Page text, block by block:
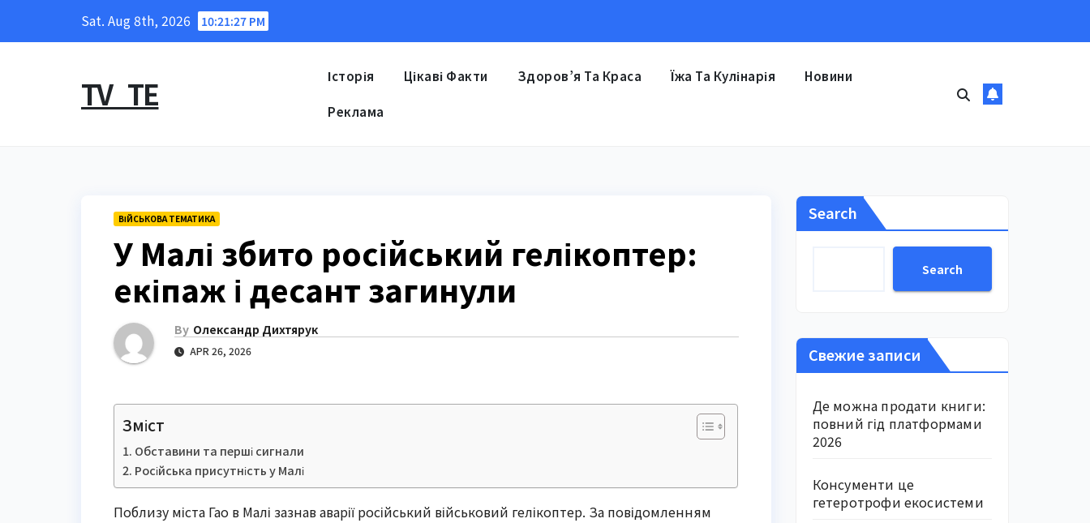
Sat. Aug 8th, 2026 10:21:28 PM
TV_TE Історія Цікаві Факти Здоров’я Та Краса Їжа Та Кулінарія Новини
Реклама
ВІЙСЬКОВА ТЕМАТИКА
У Малі збито російський гелікоптер:
екіпаж і десант загинули
By Олександр Дихтярук
APR 26, 2026
Зміст
Обставини та перші сигнали
Російська присутність у Малі
Поблизу міста Гао в Малі зазнав аварії російський військовий гелікоптер. За повідомленням
Search
Search
Свежие записи
Де можна продати книги:
повний гід платформами
2026
Консументи це
гетеротрофи екосистеми